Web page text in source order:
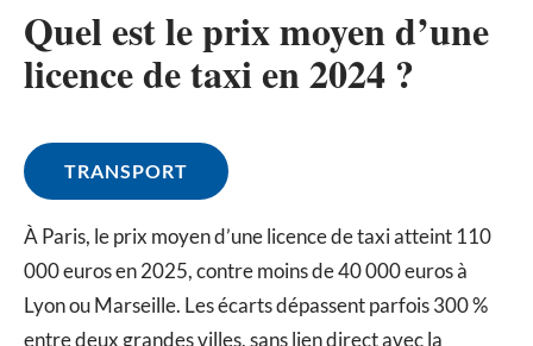
Quel est le prix moyen d’une
licence de taxi en 2024 ?
TRANSPORT
À Paris, le prix moyen d’une licence de taxi atteint 110
000 euros en 2025, contre moins de 40 000 euros à
Lyon ou Marseille. Les écarts dépassent parfois 300 %
entre deux grandes villes, sans lien direct avec la